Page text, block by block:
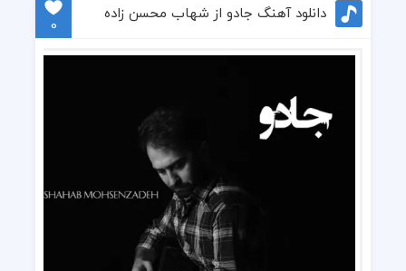
دانلود آهنگ جادو از شهاب محسن زاده
0